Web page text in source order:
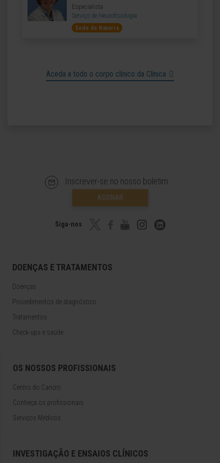
Especialista
Serviço de Neurofisiologia
Sede de Navarra
Aceda a todo o corpo clínico da Clínica
Inscrever-se no nosso boletim
ASSINAR
Siga-nos
DOENÇAS E TRATAMENTOS
Doenças
Procedimentos de diagnóstico
Tratamentos
Check-ups e saúde
OS NOSSOS PROFISSIONAIS
Centro do Cancro
Conheça os profissionais
Serviços Médicos
INVESTIGAÇÃO E ENSAIOS CLÍNICOS